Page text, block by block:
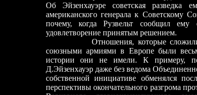
Об Эйзенхауэре советская разведка
американского генерала к Советскому
почему, когда Рузвельт сообщил
удовлетворение принятым решением.
Отношения, которые сложились
союзными армиями в Европе были
истории они не имели. К примеру,
Д.Эйзенхауэр даже без ведома
собственной инициативе обменялся
перспективы окончательного разгрома